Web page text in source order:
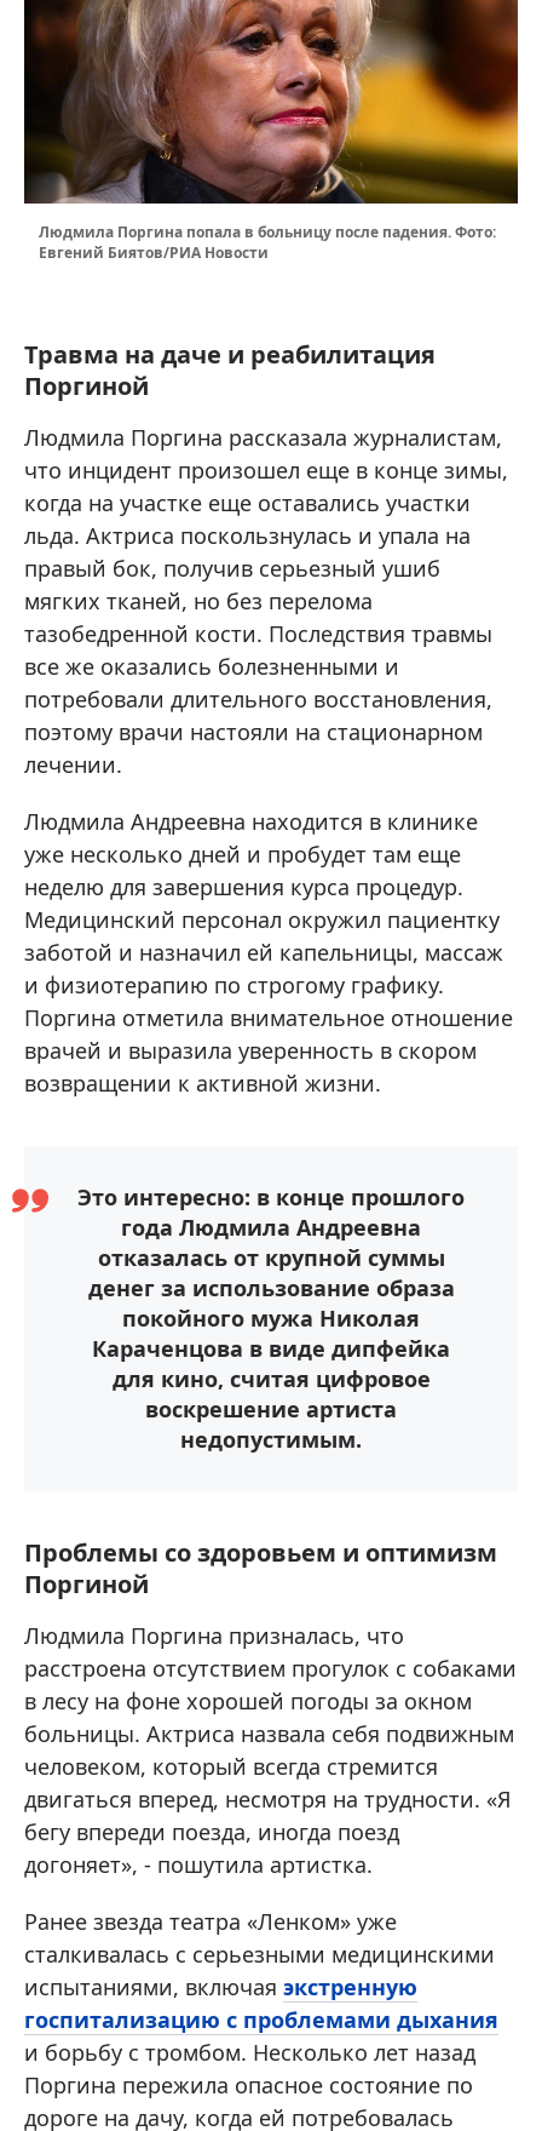
Людмила Поргина попала в больницу после падения. Фото:
Евгений Биятов/РИА Новости
Травма на даче и реабилитация
Поргиной
Людмила Поргина рассказала журналистам,
что инцидент произошел еще в конце зимы,
когда на участке еще оставались участки
льда. Актриса поскользнулась и упала на
правый бок, получив серьезный ушиб
мягких тканей, но без перелома
тазобедренной кости. Последствия травмы
все же оказались болезненными и
потребовали длительного восстановления,
поэтому врачи настояли на стационарном
лечении.
Людмила Андреевна находится в клинике
уже несколько дней и пробудет там еще
неделю для завершения курса процедур.
Медицинский персонал окружил пациентку
заботой и назначил ей капельницы, массаж
и физиотерапию по строгому графику.
Поргина отметила внимательное отношение
врачей и выразила уверенность в скором
возвращении к активной жизни.
Это интересно: в конце прошлого
года Людмила Андреевна
отказалась от крупной суммы
денег за использование образа
покойного мужа Николая
Караченцова в виде дипфейка
для кино, считая цифровое
воскрешение артиста
недопустимым.
Проблемы со здоровьем и оптимизм
Поргиной
Людмила Поргина призналась, что
расстроена отсутствием прогулок с собаками
в лесу на фоне хорошей погоды за окном
больницы. Актриса назвала себя подвижным
человеком, который всегда стремится
двигаться вперед, несмотря на трудности. «Я
бегу впереди поезда, иногда поезд
догоняет», - пошутила артистка.
Ранее звезда театра «Ленком» уже
сталкивалась с серьезными медицинскими
испытаниями, включая экстренную
госпитализацию с проблемами дыхания
и борьбу с тромбом. Несколько лет назад
Поргина пережила опасное состояние по
дороге на дачу, когда ей потребовалась